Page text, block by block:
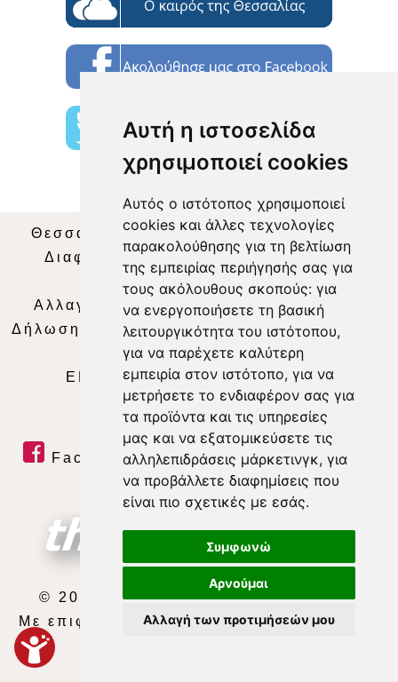
Αυτή η ιστοσελίδα
χρησιμοποιεί cookies
Αυτός ο ιστότοπος χρησιμοποιεί
cookies και άλλες τεχνολογίες
παρακολούθησης για τη βελτίωση
της εμπειρίας περιήγησής σας για
τους ακόλουθους σκοπούς: για
να ενεργοποιήσετε τη βασική
λειτουργικότητα του ιστότοπου,
για να παρέχετε καλύτερη
εμπειρία στον ιστότοπο, για να
μετρήσετε το ενδιαφέρον σας για
τα προϊόντα και τις υπηρεσίες
μας και να εξατομικεύσετε τις
αλληλεπιδράσεις μάρκετινγκ, για
να προβάλλετε διαφημίσεις που
είναι πιο σχετικές με εσάς.
Συμφωνώ
Αρνούμαι
Αλλαγή των προτιμήσεών μου
Θεσσαλία Τηλεόραση|SNG Services
Διαφήμιση | Όροι Χρήσης |Δήλωση
Απορρήτου |
Περιεχόμενο
Αλλαγή Προτιμήσεων για τα Cookies
Δήλωση συμμόρφωσης με τη σύσταση (ΕΕ)
2018/334|Ταυτότητα
ΕΝΗΜΕΡΩΣΗ |WEB TV| LIVE
Facebook| Twitter | Youtube
RSS Feed
© 2026 ΘΕΣΣΑΛΙΑ ΤΗΛΕΟΡΑΣΗ Α.Ε.
Με επιφύλαξη κάθε νόμιμου δικαιώματος.